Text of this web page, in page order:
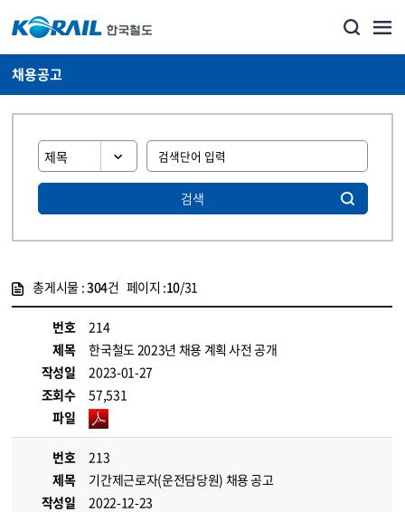
채용공고
검색
총게시물 :304건 페이지 :10/31
번호
214
제목
한국철도 2023년 채용 계획 사전 공개
작성일
2023-01-27
조회수
57,531
파일
번호
213
제목
기간제근로자(운전담당원) 채용 공고
작성일
2022-12-23